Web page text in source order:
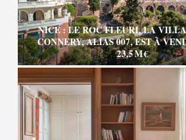
NICE : LE ROC FLEURI, LA
CONNERY, ALIAS 007, EST À
23,5 M €